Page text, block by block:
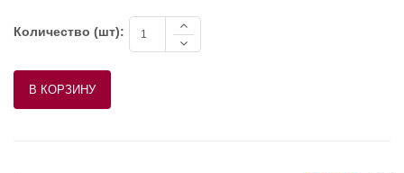
Количество (шт):